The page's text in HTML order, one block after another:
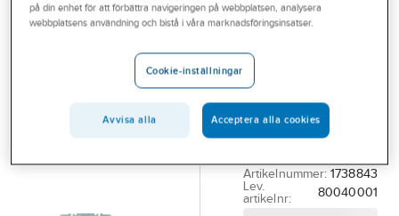
Branscher HAGER
Tryckknapp
med extern
busskopplare,
Hager
BUSSKOPPLARE KNX
Artikelnummer: 1738843
Lev.
artikelnr:
80040001
på din enhet för att förbättra navigeringen på webbplatsen, analysera
webbplatsens användning och bistå i våra marknadsföringsinsatser.
Cookie-inställningar
Avvisa alla Acceptera alla cookies